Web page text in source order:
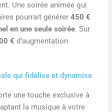
Une soirée animée qui
pourrait générer450 €
en une seule soirée. Sur
€ d’augmentation
qui fidélise et dynamise
une touche exclusive à
la musique à votre